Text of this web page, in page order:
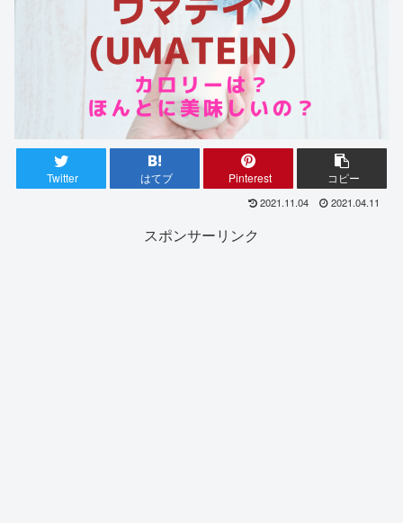
Twitter はてブ Pinterest コピー
2021.11.04 2021.04.11
スポンサーリンク